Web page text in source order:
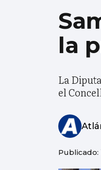
la
La
el
Publicado: